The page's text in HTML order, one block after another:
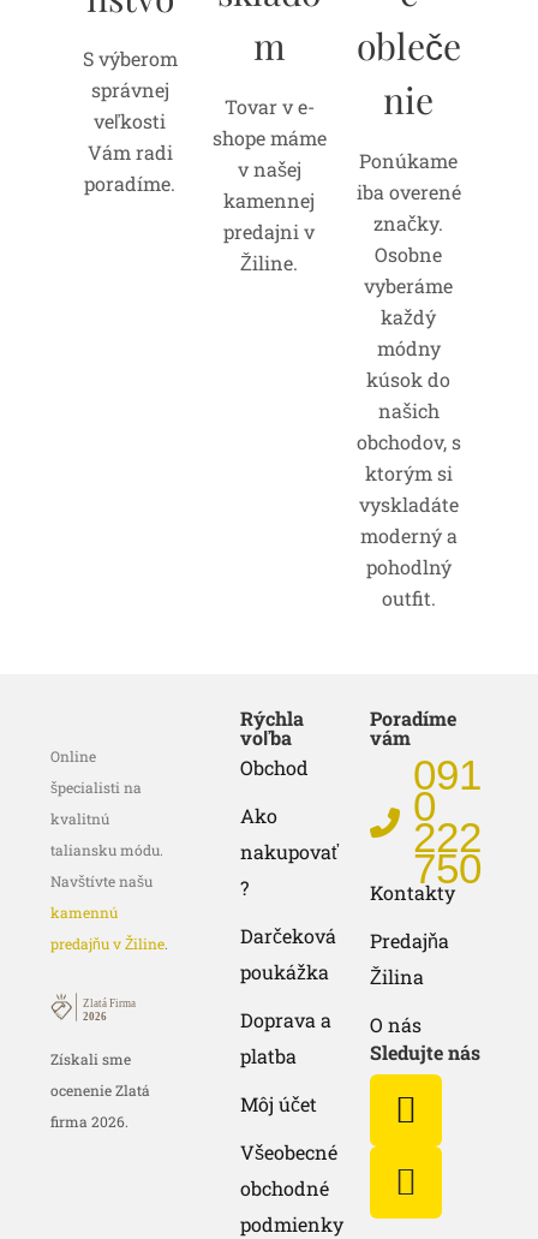
S výberom
správnej
veľkosti
Vám radi
poradíme.
m
Tovar v e-
shope máme
v našej
kamennej
predajni v
Žiline.
obleče
nie
Ponúkame
iba overené
značky.
Osobne
vyberáme
každý
módny
kúsok do
našich
obchodov, s
ktorým si
vyskladáte
moderný a
pohodlný
outfit.
Online
špecialisti na
kvalitnú
taliansku módu.
Navštívte našu
kamennú
predajňu v Žiline.
Získali sme
ocenenie Zlatá
firma 2026.
Rýchla
voľba
Obchod
Ako
nakupovať
?
Darčeková
poukážka
Doprava a
platba
Môj účet
Všeobecné
obchodné
podmienky
Poradíme
vám
091
0
222
750
Kontakty
Predajňa
Žilina
O nás
Sledujte nás